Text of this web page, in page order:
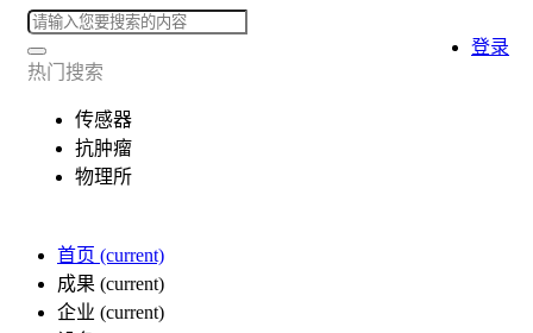
热门搜索
传感器
抗肿瘤
物理所
首页 (current)
成果 (current)
企业 (current)
登录